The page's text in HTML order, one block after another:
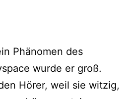
Phänomen des
wurde er groß.
Hörer, weil sie witzig,